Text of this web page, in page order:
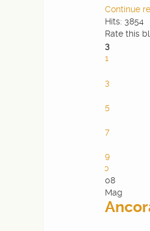
Continue
Hits: 3854
Rate this
3
1
3
5
7
9
10
08
Mag